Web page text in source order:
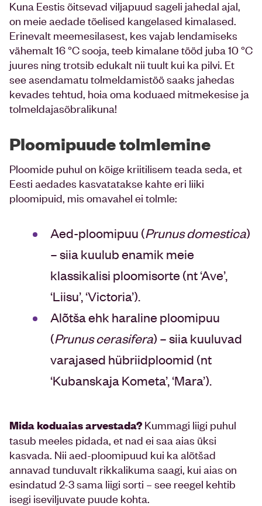
Kuna Eestis õitsevad viljapuud sageli jahedal ajal,
on meie aedade tõelised kangelased kimalased.
Erinevalt meemesilasest, kes vajab lendamiseks
vähemalt 16 °C sooja, teeb kimalane tööd juba 10 °C
juures ning trotsib edukalt nii tuult kui ka pilvi. Et
see asendamatu tolmeldamistöö saaks jahedas
kevades tehtud, hoia oma koduaed mitmekesise ja
tolmeldajasõbralikuna!
Ploomipuude tolmlemine
Ploomide puhul on kõige kriitilisem teada seda, et
Eesti aedades kasvatatakse kahte eri liiki
ploomipuid, mis omavahel ei tolmle:
Aed-ploomipuu (Prunus domestica)
– siia kuulub enamik meie
klassikalisi ploomisorte (nt ‘Ave’,
‘Liisu’, ‘Victoria’).
Alõtša ehk haraline ploomipuu
(Prunus cerasifera) – siia kuuluvad
varajased hübriidploomid (nt
‘Kubanskaja Kometa’, ‘Mara’).
Mida koduaias arvestada? Kummagi liigi puhul
tasub meeles pidada, et nad ei saa aias üksi
kasvada. Nii aed-ploomipuud kui ka alõtšad
annavad tunduvalt rikkalikuma saagi, kui aias on
esindatud 2-3 sama liigi sorti – see reegel kehtib
isegi iseviljuvate puude kohta.